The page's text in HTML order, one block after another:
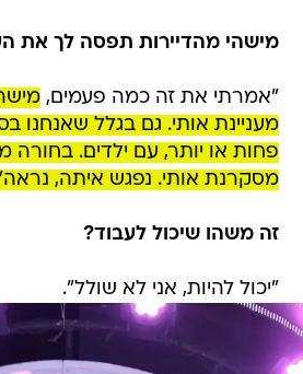
מישהי מהדיירות תפסה לך את
"אמרתי את זה כמה פעמים,
מעניינת אותי. גם בגלל שאנחנו
פחות או יותר, עם ילדים. בחורה
מסקרנת אותי. נפגש איתה,
זה משהו שיכול לעבוד?
"יכול להיות, אני לא שולל".